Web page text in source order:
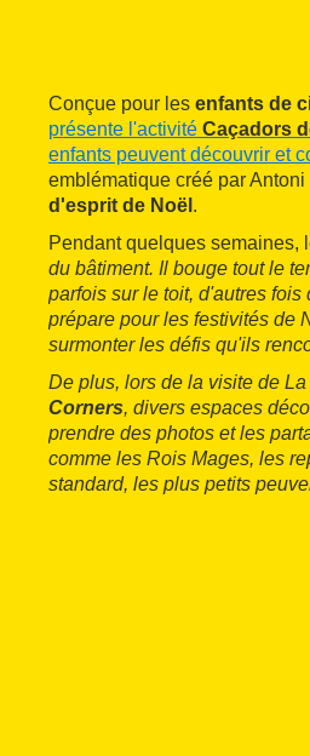
Conçue pour les enfants de
présente l'activité Caçadors
enfants peuvent découvrir et
emblématique créé par
d'esprit de Noël .
Pendant quelques semaines,
du bâtiment. Il bouge tout le
parfois sur le toit, d'autres
prépare pour les festivités de
surmonter les défis qu'ils
De plus, lors de la visite de
Corners, divers espaces
prendre des photos et les
comme les Rois Mages, les
standard, les plus petits